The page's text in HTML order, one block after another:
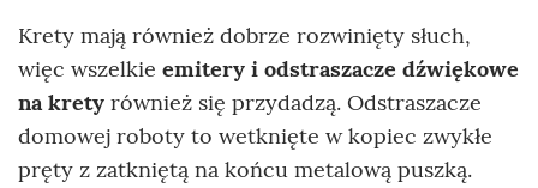
Krety mają również dobrze rozwinięty słuch,
więc wszelkie emitery i odstraszacze dźwiękowe
na krety również się przydadzą. Odstraszacze
domowej roboty to wetknięte w kopiec zwykłe
pręty z zatkniętą na końcu metalową puszką.